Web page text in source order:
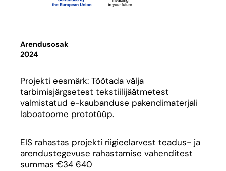
Arendusosak
2024
Projekti eesmärk: Töötada välja
tarbimisjärgsetest tekstiilijäätmetest
valmistatud e-kaubanduse pakendimaterjali
laboatoorne prototüüp.
EIS rahastas projekti riigieelarvest teadus- ja
arendustegevuse rahastamise vahenditest
summas €34 640